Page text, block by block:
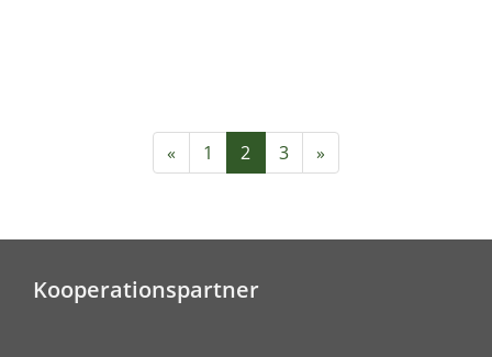
« 1 2 3 »
Kooperationspartner